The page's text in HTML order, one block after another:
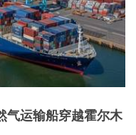
气运输船穿越霍尔木